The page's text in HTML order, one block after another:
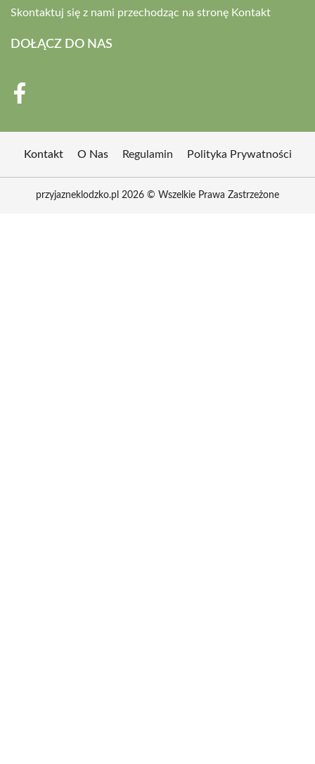
Skontaktuj się z nami przechodząc na stronę Kontakt
DOŁĄCZ DO NAS
Kontakt O Nas Regulamin Polityka Prywatności
przyjazneklodzko.pl 2026 © Wszelkie Prawa Zastrzeżone